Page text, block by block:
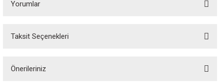
Yorumlar
Taksit Seçenekleri
Önerileriniz